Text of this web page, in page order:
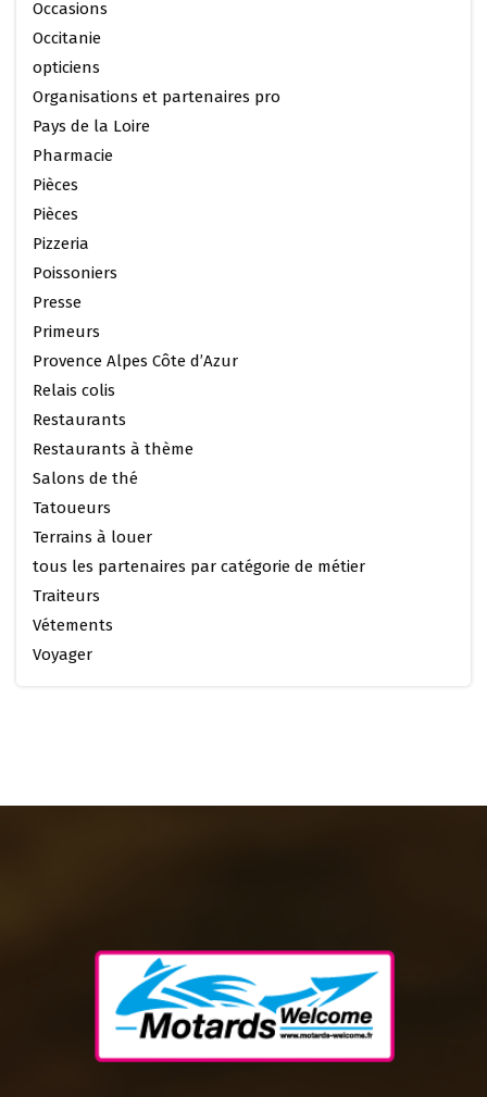
Occasions
Occitanie
opticiens
Organisations et partenaires pro
Pays de la Loire
Pharmacie
Pièces
Pièces
Pizzeria
Poissoniers
Presse
Primeurs
Provence Alpes Côte d’Azur
Relais colis
Restaurants
Restaurants à thème
Salons de thé
Tatoueurs
Terrains à louer
tous les partenaires par catégorie de métier
Traiteurs
Vétements
Voyager